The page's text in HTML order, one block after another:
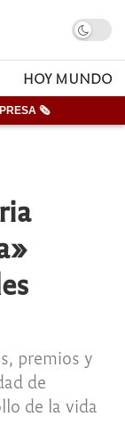
HOY MUNDO
🗞
premios y
de
de la vida